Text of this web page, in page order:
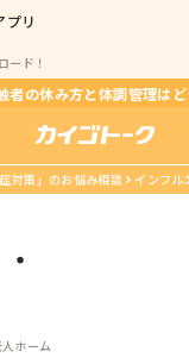
プリ
ード！
者の休み方と体調管理はど
症対策」のお悩み相談 インフル
ホーム